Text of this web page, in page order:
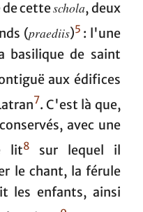
de cetteschola, deux
(praediis)5 : l'une
basilique de saint
aux édifices
7. C'est là que,
avec une
lit8
sur lequel il
le chant, la férule
les enfants, ainsi